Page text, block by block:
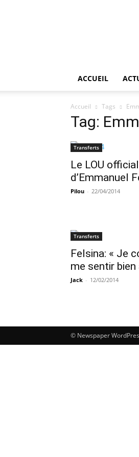
ACCUEIL
Accueil Tags
Tag:
Transferts
Le LOU
d’Emmanuel
Pilou - 22/04/2014
Transferts
Felsina: « Je
me sentir bien
Jack - 12/02/2014
© Newspaper